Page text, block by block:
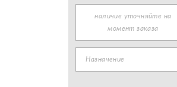
наличие уточняйте на
момент заказа
Назначение